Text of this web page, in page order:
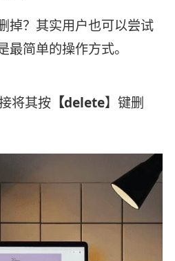
掉？其实用户也可以尝试
简单的操作方式。
将其按【delete】键删